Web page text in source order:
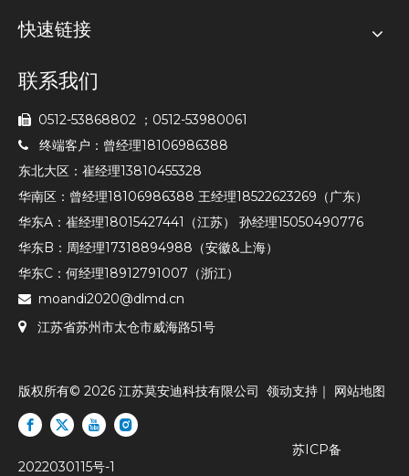
快速链接
联系我们
 0512-53868802 ；0512-53980061

终端客户：曾经理18106986388
东北大区：崔经理13810455328
华南区：曾经理18106986388 王经理18522623269（广东）
华东A：崔经理18015427441（江苏） 孙经理15050490776
华东B：周经理17318894988（安徽&上海）
华东C：何经理18912791007（浙江）
 moandi2020@dlmd.cn
 江苏省苏州市太仓市威海路51号
版权所有© 2026 江苏莫安迪科技有限公司 领动支持｜ 网站地图
苏ICP备
2022030115号-1